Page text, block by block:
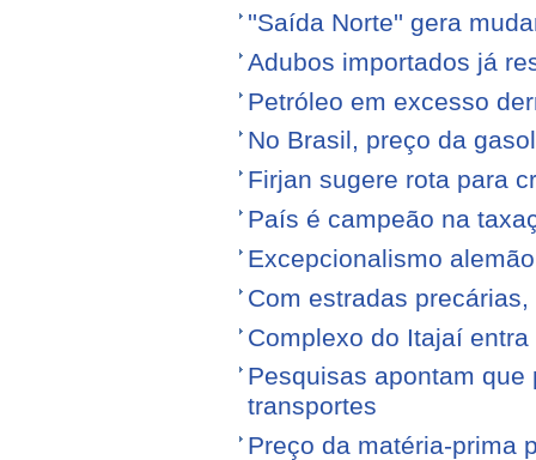
''Saída Norte'' gera
Adubos importados já
Petróleo em excesso
No Brasil, preço da
Firjan sugere rota para
País é campeão na
Excepcionalismo alemão
Com estradas
Complexo do Itajaí
Pesquisas apontam
transportes
Preço da matéria-prima